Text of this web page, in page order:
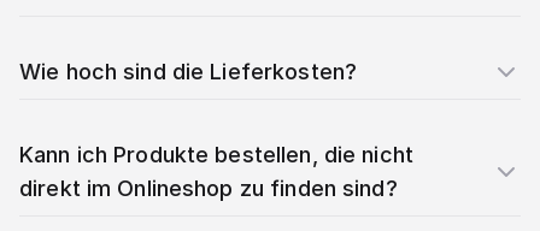
Wie hoch sind die Lieferkosten?
Kann ich Produkte bestellen, die nicht
direkt im Onlineshop zu finden sind?